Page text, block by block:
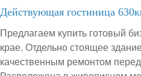
Действующая гостиница
Предлагаем купить готовый
крае. Отдельно стоящее
качественным ремонтом